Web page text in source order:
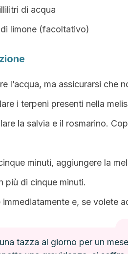
di acqua
limone (facoltativo)
l’acqua, ma assicurarsi che
i terpeni presenti nella
la salvia e il rosmarino.
minuti, aggiungere la
più di cinque minuti.
immediatamente e, se volete
tazza al giorno per un